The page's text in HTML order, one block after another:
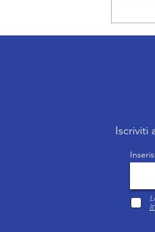
Iscriviti